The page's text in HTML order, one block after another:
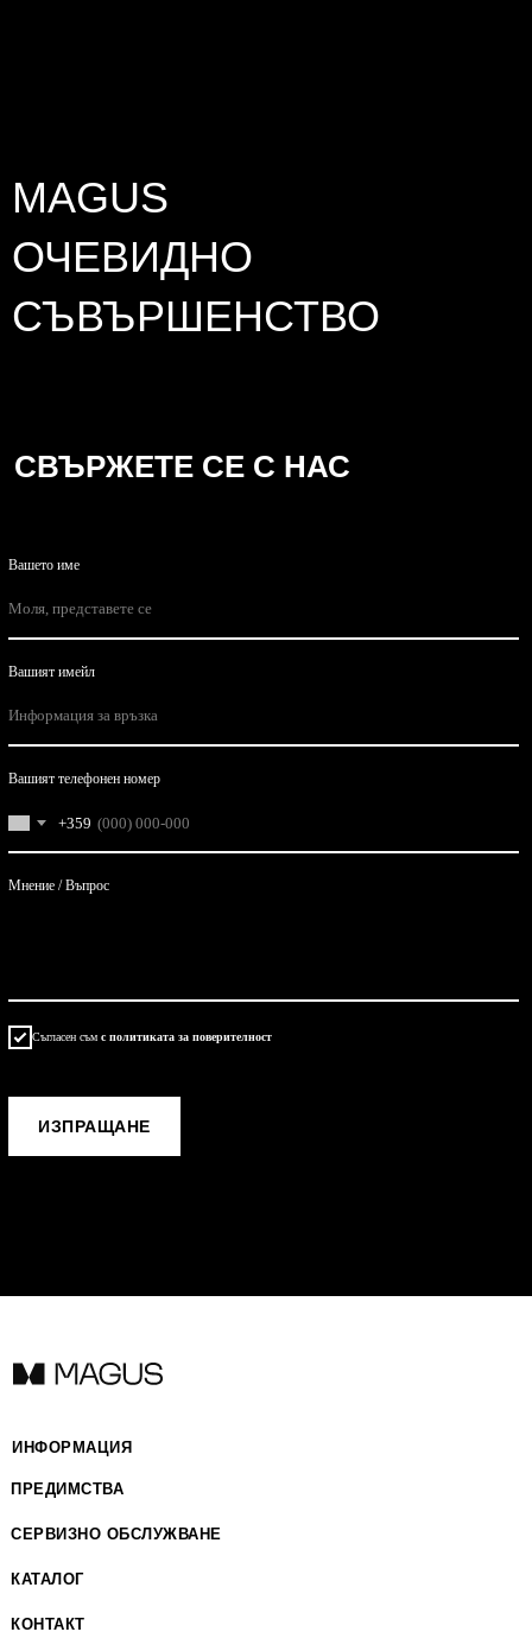
MAGUS
ОЧЕВИДНО
СЪВЪРШЕНСТВО
Вашето име
Вашият имейл
Вашият телефонен номер
+359
Мнение / Въпрос
Съгласен съм с политиката за поверителност
ИЗПРАЩАНЕ
СВЪРЖЕТЕ СЕ С НАС
ИНФОРМАЦИЯ
ПРЕДИМСТВА
КАТАЛОГ
КОНТАКТ
СЕРВИЗНО ОБСЛУЖВАНЕ